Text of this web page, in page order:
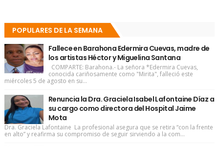
POPULARES DE LA SEMANA
Fallece en Barahona Edermira Cuevas, madre de
los artistas Héctor y Miguelina Santana
COMPARTE: Barahona.- La señora *Edermira Cuevas,
conocida cariñosamente como "Mirita", falleció este
miércoles 5 de agosto en su...
Renuncia la Dra. Graciela Isabel Lafontaine Díaz a
su cargo como directora del Hospital Jaime
Mota
Dra. Graciela Lafontaine La profesional asegura que se retira “con la frente
en alto” y reafirma su compromiso de seguir sirviendo a la com...